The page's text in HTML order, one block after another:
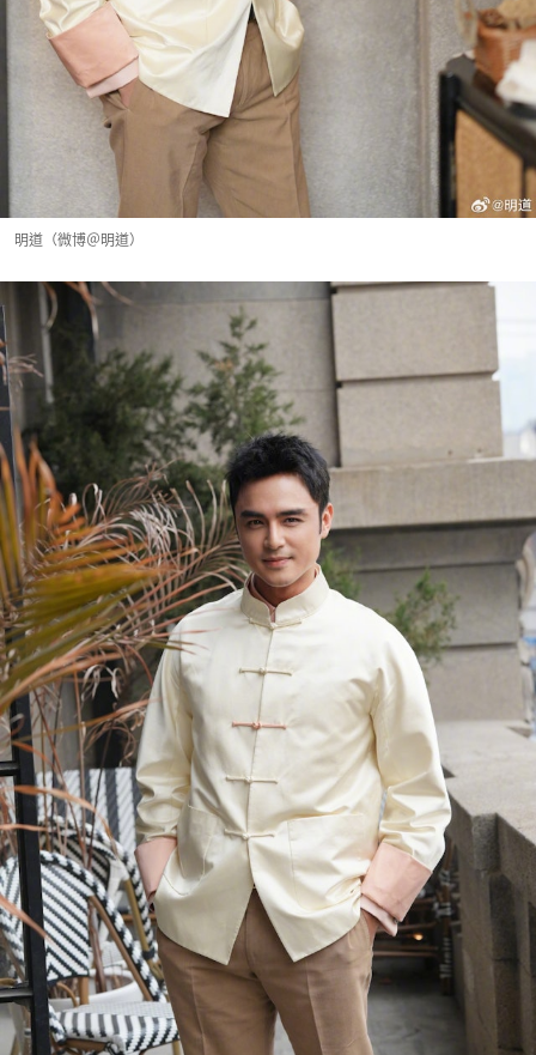
明道（微博＠明道）